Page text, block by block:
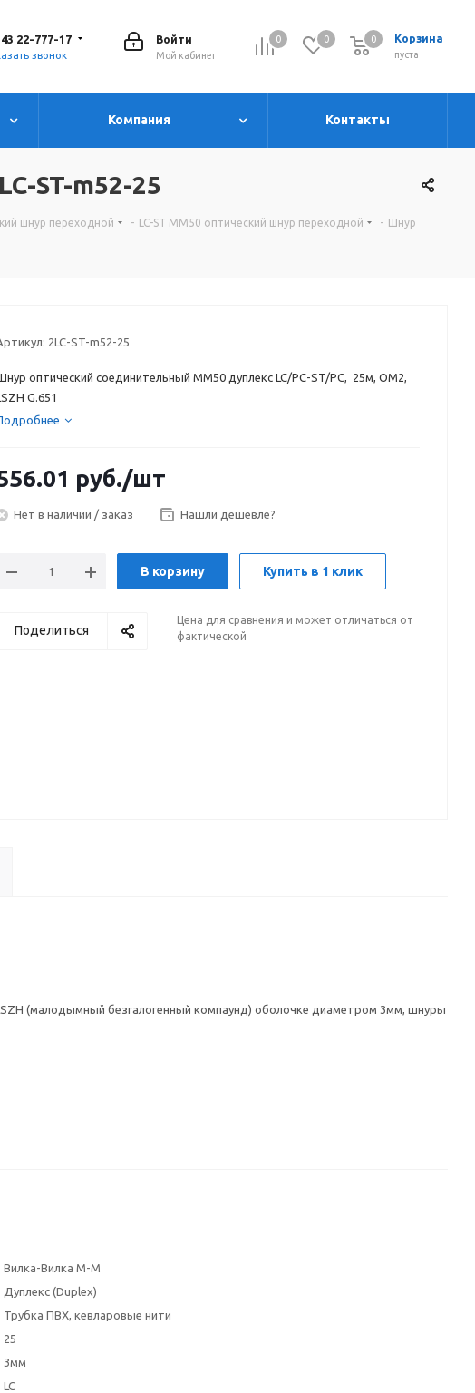
0 0 Корзина
0
пуста
0
Войти
Мой кабинет
22-777-17
звонок
Компания Контакты
ST-m52-25
шнур переходной - LC-ST MM50 оптический шнур переходной - Шнур
2LC-ST-m52-25
оптический соединительный MM50 дуплекс LC/PC-ST/PC, 25м, OM2,
G.651
руб./шт
Нет в наличии / заказ Нашли дешевле?
В корзину Купить в 1 клик
Поделиться
Цена для сравнения и может отличаться от
фактической
(малодымный безгалогенный компаунд) оболочке диаметром 3мм, шнуры
Вилка-Вилка M-M
Дуплекс (Duplex)
Трубка ПВХ, кевларовые нити
25
3мм
LC